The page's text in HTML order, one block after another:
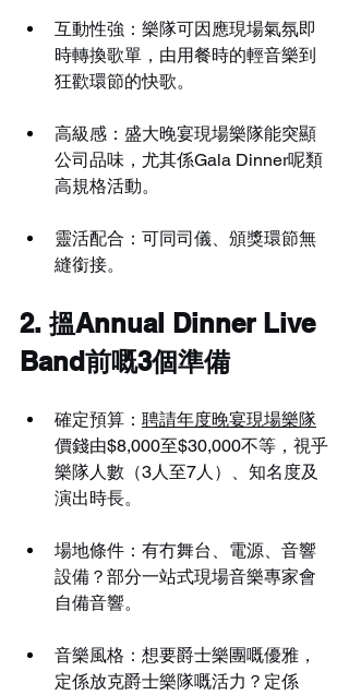
互動性強：樂隊可因應現場氣氛即
時轉換歌單，由用餐時的輕音樂到
狂歡環節的快歌。
高級感：盛大晚宴現場樂隊能突顯
公司品味，尤其係Gala Dinner呢類
高規格活動。
靈活配合：可同司儀、頒獎環節無
縫銜接。
2. 搵Annual Dinner Live
Band前嘅3個準備
確定預算： 聘請年度晚宴現場樂隊
價錢由$8,000至$30,000不等，視乎
樂隊人數（3人至7人）、知名度及
演出時長。
場地條件：有冇舞台、電源、音響
設備？部分一站式現場音樂專家會
自備音響。
音樂風格：想要爵士樂團嘅優雅，
定係放克爵士樂隊嘅活力？定係